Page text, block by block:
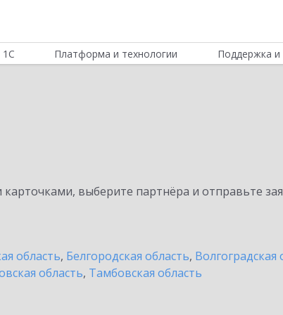
Платформа и технологии Поддержка и
выберите партнёра и отправьте
область, Белгородская область, Волгоградская
область, Тамбовская область